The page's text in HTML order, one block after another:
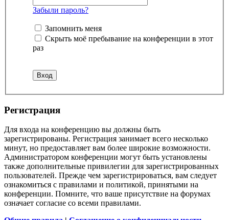
Забыли пароль?
Запомнить меня
Скрыть моё пребывание на конференции в этот
раз
Регистрация
Для входа на конференцию вы должны быть
зарегистрированы. Регистрация занимает всего несколько
минут, но предоставляет вам более широкие возможности.
Администратором конференции могут быть установлены
также дополнительные привилегии для зарегистрированных
пользователей. Прежде чем зарегистрироваться, вам следует
ознакомиться с правилами и политикой, принятыми на
конференции. Помните, что ваше присутствие на форумах
означает согласие со всеми правилами.